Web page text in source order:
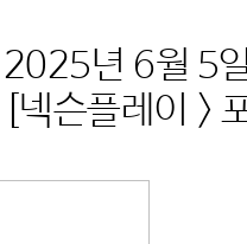
년 6월 5
넥슨플레이 >